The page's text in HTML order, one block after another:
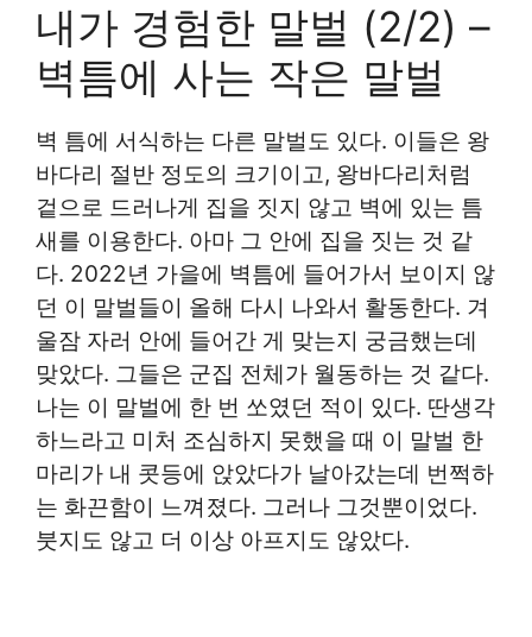
내가 경험한 말벌 (2/2) –
벽틈에 사는 작은 말벌
벽 틈에 서식하는 다른 말벌도 있다. 이들은 왕
바다리 절반 정도의 크기이고, 왕바다리처럼
겉으로 드러나게 집을 짓지 않고 벽에 있는 틈
새를 이용한다. 아마 그 안에 집을 짓는 것 같
다. 2022년 가을에 벽틈에 들어가서 보이지 않
던 이 말벌들이 올해 다시 나와서 활동한다. 겨
울잠 자러 안에 들어간 게 맞는지 궁금했는데
맞았다. 그들은 군집 전체가 월동하는 것 같다.
나는 이 말벌에 한 번 쏘였던 적이 있다. 딴생각
하느라고 미처 조심하지 못했을 때 이 말벌 한
마리가 내 콧등에 앉았다가 날아갔는데 번쩍하
는 화끈함이 느껴졌다. 그러나 그것뿐이었다.
붓지도 않고 더 이상 아프지도 않았다.